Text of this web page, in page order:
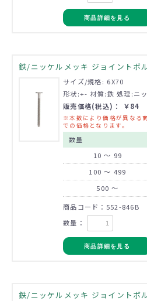
商品詳細を見る
鉄/ニッケルメッキ ジョイントボ
サイズ/規格: 6X70
形状:+- 材質:鉄 処理:ニ
販売価格(税込)： ￥84
※本数により価格が異なる
での価格となります。
数量
10 ～ 99
100 ～ 499
500 ～
商品コード：552-846B
数量：
商品詳細を見る
鉄/ニッケルメッキ ジョイントボ